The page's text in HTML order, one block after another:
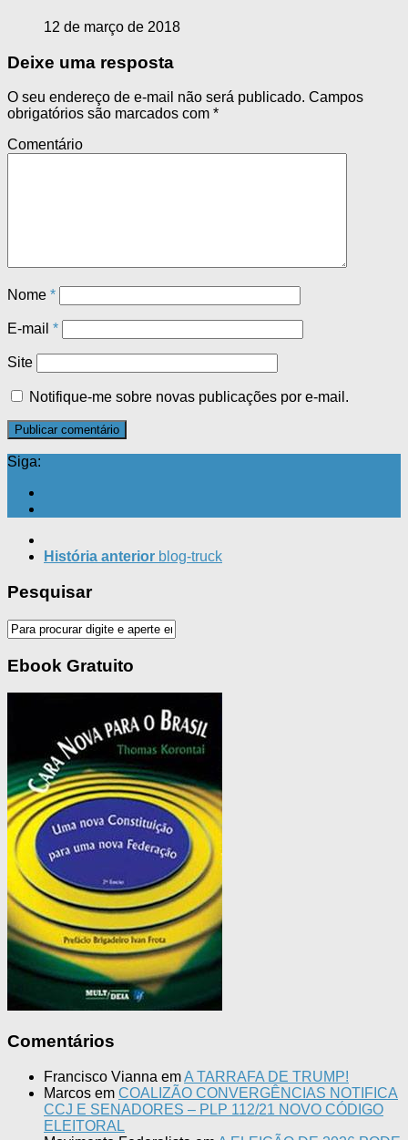
12 de março de 2018
Deixe uma resposta
O seu endereço de e-mail não será publicado. Campos
obrigatórios são marcados com *
Comentário
Nome *
E-mail *
Site
Notifique-me sobre novas publicações por e-mail.
Siga:
História anterior blog-truck
Pesquisar
Ebook Gratuito
Comentários
Francisco Vianna emA TARRAFA DE TRUMP!
Marcos em COALIZÃO CONVERGÊNCIAS NOTIFICA
CCJ E SENADORES – PLP 112/21 NOVO CÓDIGO
ELEITORAL